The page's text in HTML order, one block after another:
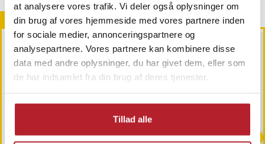
at analysere vores trafik. Vi deler også oplysninger om
din brug af vores hjemmeside med vores partnere inden
for sociale medier, annonceringspartnere og
analysepartnere. Vores partnere kan kombinere disse
data med andre oplysninger, du har givet dem, eller som
de har indsamlet fra din brug af deres tjenester.
Tillad alle
Andre købte også